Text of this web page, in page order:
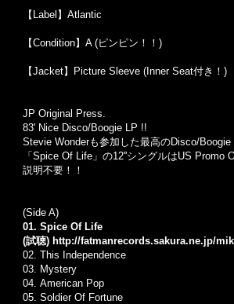
【Label】Atlantic
【Condition】A (ピンピン！！)
【Jacket】Picture Sleeve (Inner Seat付き！)
JP Original Press.
83' Nice Disco/Boogie LP !!
Stevie Wonderも参加した最高のDisco/
「Spice Of Life」の12''シングルはUS
説明不要！！
(Side A)
01. Spice Of Life
(試聴) http://fatmanrecords.sakura.ne.jp/
02. This Independence
03. Mystery
04. American Pop
05. Soldier Of Fortune